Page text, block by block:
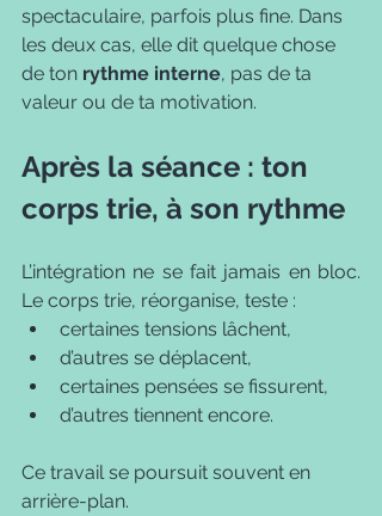
spectaculaire, parfois plus fine. Dans
les deux cas, elle dit quelque chose
de ton rythme interne, pas de ta
valeur ou de ta motivation.
Après la séance : ton
corps trie, à son rythme
L’intégration ne se fait jamais en bloc.
Le corps trie, réorganise, teste :
certaines tensions lâchent,
d’autres se déplacent,
certaines pensées se fissurent,
d’autres tiennent encore.
Ce travail se poursuit souvent en
arrière-plan.